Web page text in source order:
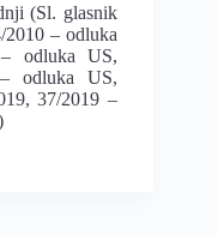
(Sl. glasnik
2010 – odluka
odluka US,
odluka US,
37/2019 –